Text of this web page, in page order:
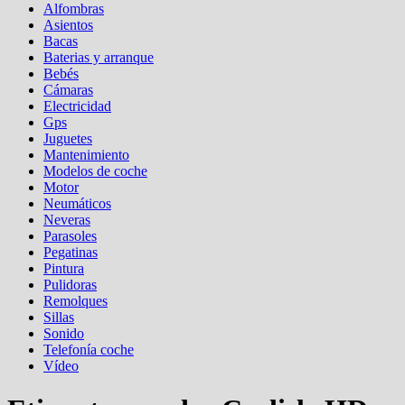
Alfombras
Asientos
Bacas
Baterias y arranque
Bebés
Cámaras
Electricidad
Gps
Juguetes
Mantenimiento
Modelos de coche
Motor
Neumáticos
Neveras
Parasoles
Pegatinas
Pintura
Pulidoras
Remolques
Sillas
Sonido
Telefonía coche
Vídeo